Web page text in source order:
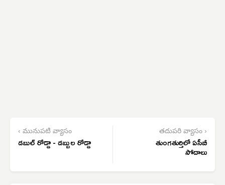
‹ మునుపటి వ్యాసం
డబుల్ రోడ్డా - డబ్బుల రోడ్డా
తదుపరి వ్యాసం ›
తుంగతుర్తిలో ఏసీబీ
సోదాలు